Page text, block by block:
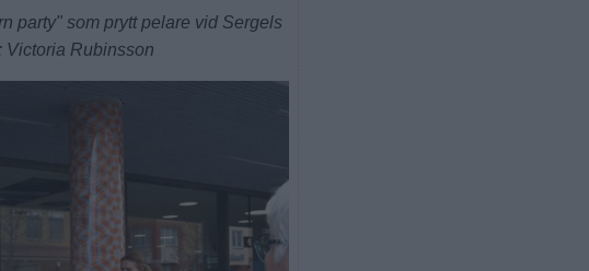
party" som prytt pelare vid Sergels
Victoria Rubinsson